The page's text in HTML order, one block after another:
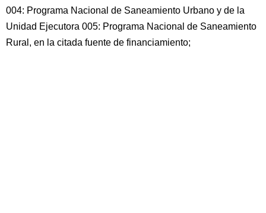
004: Programa Nacional de Saneamiento Urbano y de la
Unidad Ejecutora 005: Programa Nacional de Saneamiento
Rural, en la citada fuente de financiamiento;